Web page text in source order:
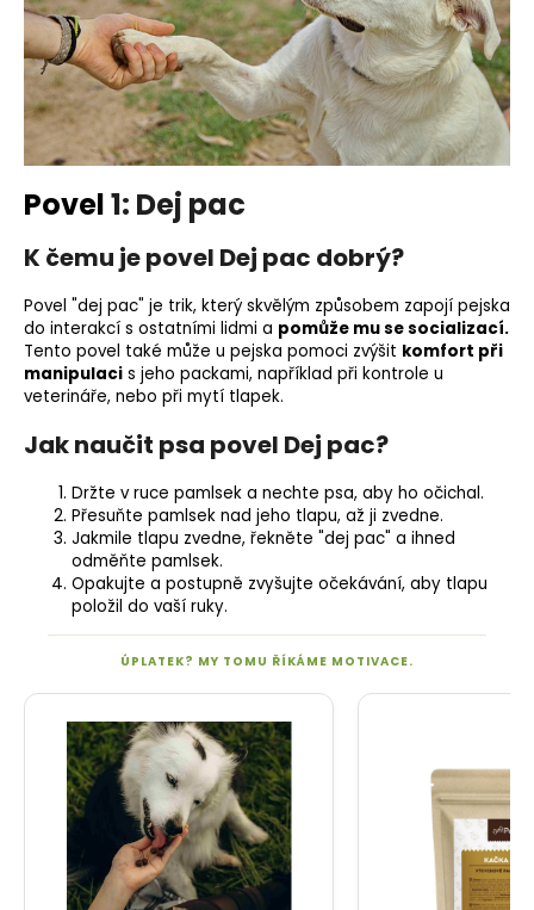
Povel1: Dej pac
K čemu je povel Dej pac dobrý?
Povel "dej pac" je trik, který skvělým způsobem zapojí pejska
do interakcí s ostatními lidmi a pomůže mu se socializací.
Tento povel také může u pejska pomoci zvýšit komfort při
manipulaci s jeho packami, například při kontrole u
veterináře, nebo při mytí tlapek.
Jak naučit psa povel Dej pac?
Držte v ruce pamlsek a nechte psa, aby ho očichal.
Přesuňte pamlsek nad jeho tlapu, až ji zvedne.
Jakmile tlapu zvedne, řekněte "dej pac" a ihned
odměňte pamlsek.
Opakujte a postupně zvyšujte očekávání, aby tlapu
položil do vaší ruky.
D
o
p
o
u
č
u
j
e
m
e